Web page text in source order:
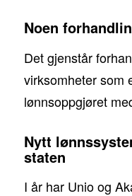
Noen
Det gjenstår
virksomheter som
lønnsoppgjøret
Nytt
staten
I år har Unio og